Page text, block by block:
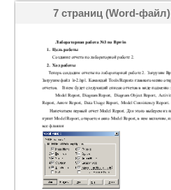
7 страниц (Word-файл)